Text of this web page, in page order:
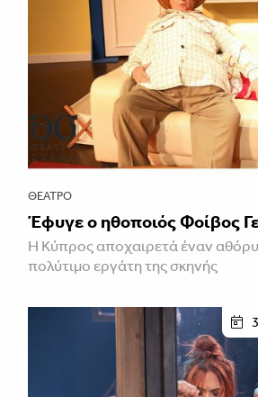
ΘΈΑΤΡΟ
Έφυγε ο ηθοποιός Φοίβος
Η Κύπρος αποχαιρετά έναν
πολύτιμο εργάτη της σκηνής